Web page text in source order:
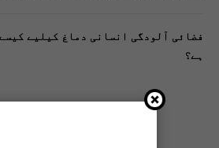
فضائی آلودگی انسانی دماغ کیلیے
ہے؟